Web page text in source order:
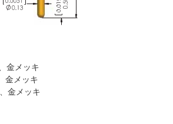
金メッキ
金メッキ
金メッキ